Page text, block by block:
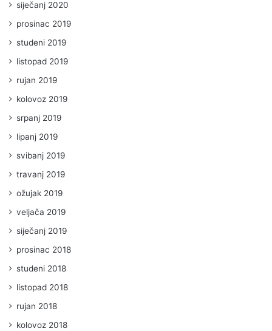
siječanj 2020
prosinac 2019
studeni 2019
listopad 2019
rujan 2019
kolovoz 2019
srpanj 2019
lipanj 2019
svibanj 2019
travanj 2019
ožujak 2019
veljača 2019
siječanj 2019
prosinac 2018
studeni 2018
listopad 2018
rujan 2018
kolovoz 2018